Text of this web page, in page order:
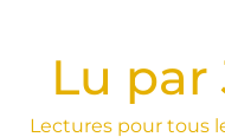
Lu par
Lectures pour tous